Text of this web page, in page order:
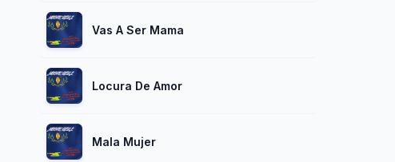
Vas A Ser Mama
Locura De Amor
Mala Mujer